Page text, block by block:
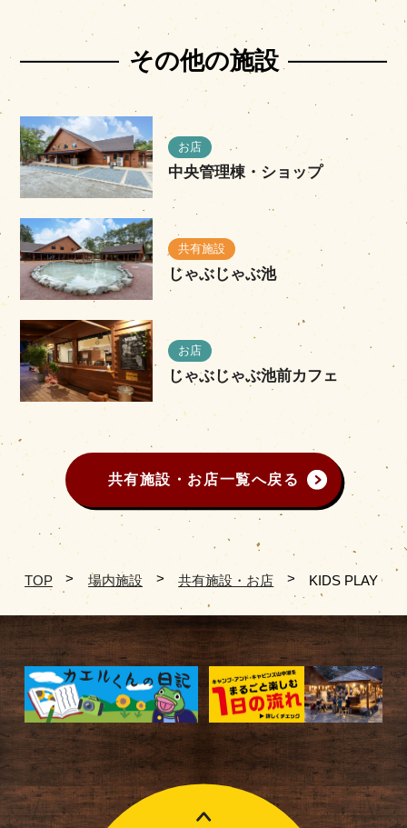
その他の施設
お店
中央管理棟・ショップ
共有施設
じゃぶじゃぶ池
お店
じゃぶじゃぶ池前カフェ
共有施設・お店一覧へ戻る
TOP 場内施設 共有施設・お店 KIDS PLAY